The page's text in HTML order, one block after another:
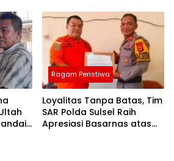
Ragam Peristiwa
Loyalitas Tanpa Batas, Tim
SAR Polda Sulsel Raih
Apresiasi Basarnas atas